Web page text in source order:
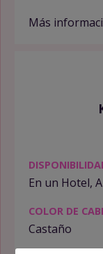
Más
En un Hotel,
COLOR DE
Castaño